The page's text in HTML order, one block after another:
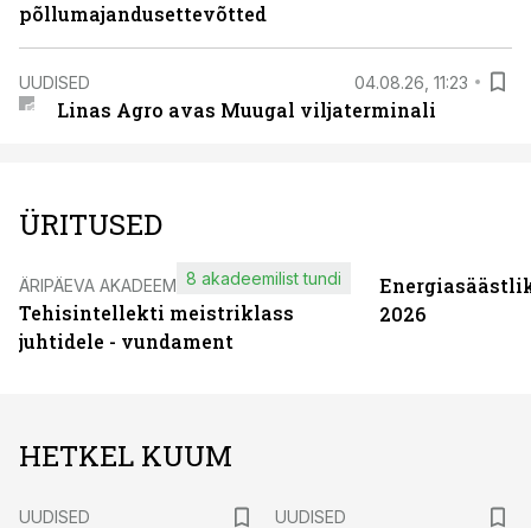
põllumajandusettevõtted
UUDISED 04.08.26, 11:23
Linas Agro avas Muugal viljaterminali
ÜRITUSED
ÄRIPÄEVA AKADEEMIA
Tehisintellekti meistriklass
juhtidele - vundament
8 akadeemilist tundi
2026
HETKEL KUUM
UUDISED
UUDISED